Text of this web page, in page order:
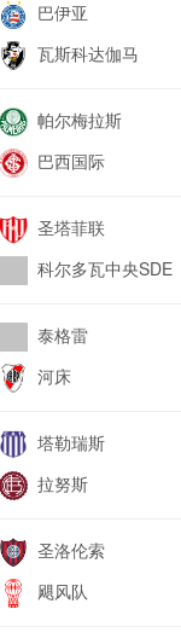
巴伊亚
瓦斯科达伽马
帕尔梅拉斯
巴西国际
圣塔菲联
科尔多瓦中央SDE
泰格雷
河床
塔勒瑞斯
拉努斯
圣洛伦索
飓风队